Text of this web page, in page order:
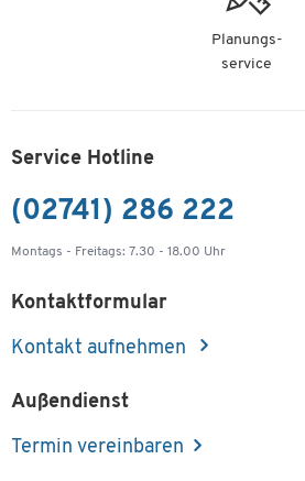
Planungs-
service
Service Hotline
(02741) 286 222
Montags - Freitags: 7.30 - 18.00 Uhr
Kontaktformular
Kontakt aufnehmen
Außendienst
Termin vereinbaren